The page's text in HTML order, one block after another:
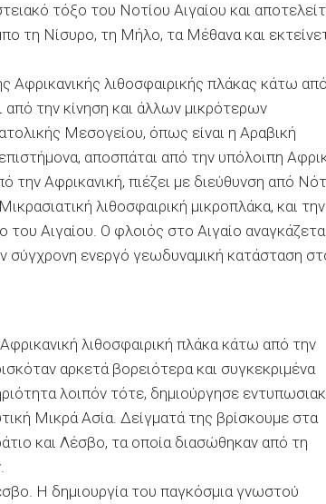
τόξο του Νοτίου Αιγαίου και
τη Νίσυρο, τη Μήλο, τα Μέθανα και
Αφρικανικής λιθοσφαιρικής πλάκας κάτω από
την κίνηση και άλλων µικρότερων
Μεσογείου, όπως είναι η Αραβική
αποσπάται από την υπόλοιπη
την Αφρικανική, πιέζει µε διεύθυνση από
λιθοσφαιρική µικροπλάκα, και την
του Αιγαίου. Ο φλοιός στο Αιγαίο
σύγχρονη ενεργό γεωδυναµική κατάσταση
λιθοσφαιρική πλάκα κάτω από την
αρκετά βορειότερα και συγκεκριµένα
λοιπόν τότε, δηµιούργησε
Μικρά Ασία. ∆είγµατά της βρίσκουµε στα
και Λέσβο, τα οποία διασώθηκαν από τη
Η δηµιουργία του παγκόσµια γνωστού